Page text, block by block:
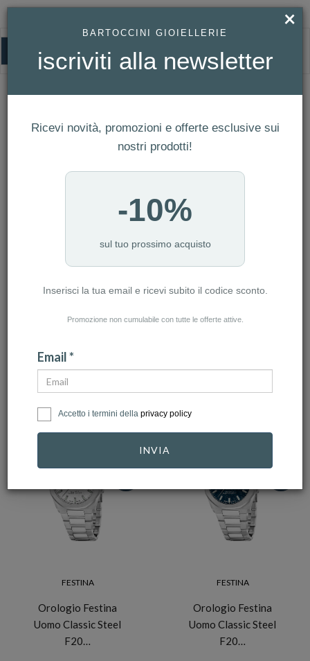
FESTINA
CATEGORIA: ANELLI
CATEGORIA: BRACCIALI
CATEGORIA: COLLANE
CATEGORIA: GEMELLI
CATEGORIA: OROLOGI
CATEGORIA: PORTACHIAVI
NUMERO ARTICOLI:122
FESTINA
Orologio Festina
Uomo Classic Steel
F20…
FESTINA
Orologio Festina
Uomo Classic Steel
F20…
×
BARTOCCINI GIOIELLERIE
iscriviti alla newsletter
Ricevi novità, promozioni e offerte esclusive sui
nostri prodotti!
-10%
sul tuo prossimo acquisto
Inserisci la tua email e ricevi subito il codice sconto.
Promozione non cumulabile con tutte le offerte attive.
Email *
Accetto i termini della privacy policy
INVIA